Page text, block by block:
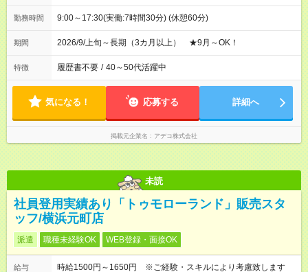
勤務時間 9:00～17:30(実働:7時間30分) (休憩60分)
期間 2026/9/上旬～長期（3カ月以上） ★9月～OK！
特徴 履歴書不要 / 40～50代活躍中
気になる！ 応募する 詳細へ
掲載元企業名 アデコ株式会社
未読
社員登用実績あり「トゥモローランド」販売スタ
ッフ/横浜元町店
派遣 職種未経験OK WEB登録・面接OK
給与
時給1500円～1650円 ※ご経験・スキルにより考慮致します